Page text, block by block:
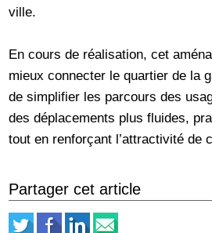
ville.
En cours de réalisation, cet
mieux connecter le quartier de la
de simplifier les parcours des
des déplacements plus fluides,
tout en renforçant l’attractivité de
Partager cet article